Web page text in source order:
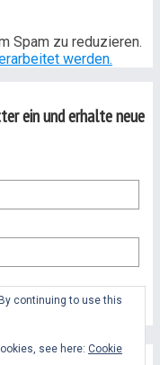
Spam zu reduzieren.
werden.
ein und erhalte neue
continuing to use this
see here: Cookie